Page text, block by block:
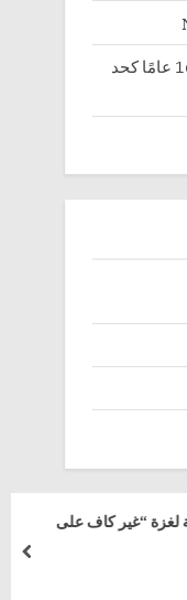
مديرية الصحة تدعم تحديد سن 16 عامًا كحد
وصول المساعدات الطارئة لغزة “غير كاف على